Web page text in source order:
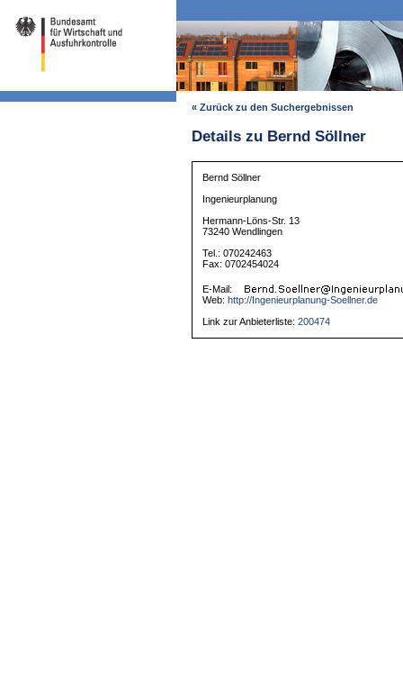
« Zurück zu den Suchergebnissen
Details zu Bernd Söllner
Bernd Söllner
Ingenieurplanung
Hermann-Löns-Str. 13
73240 Wendlingen
Tel.: 070242463
Fax: 0702454024
E-Mail:
Web: http://Ingenieurplanung-Soellner.de
Link zur Anbieterliste:200474